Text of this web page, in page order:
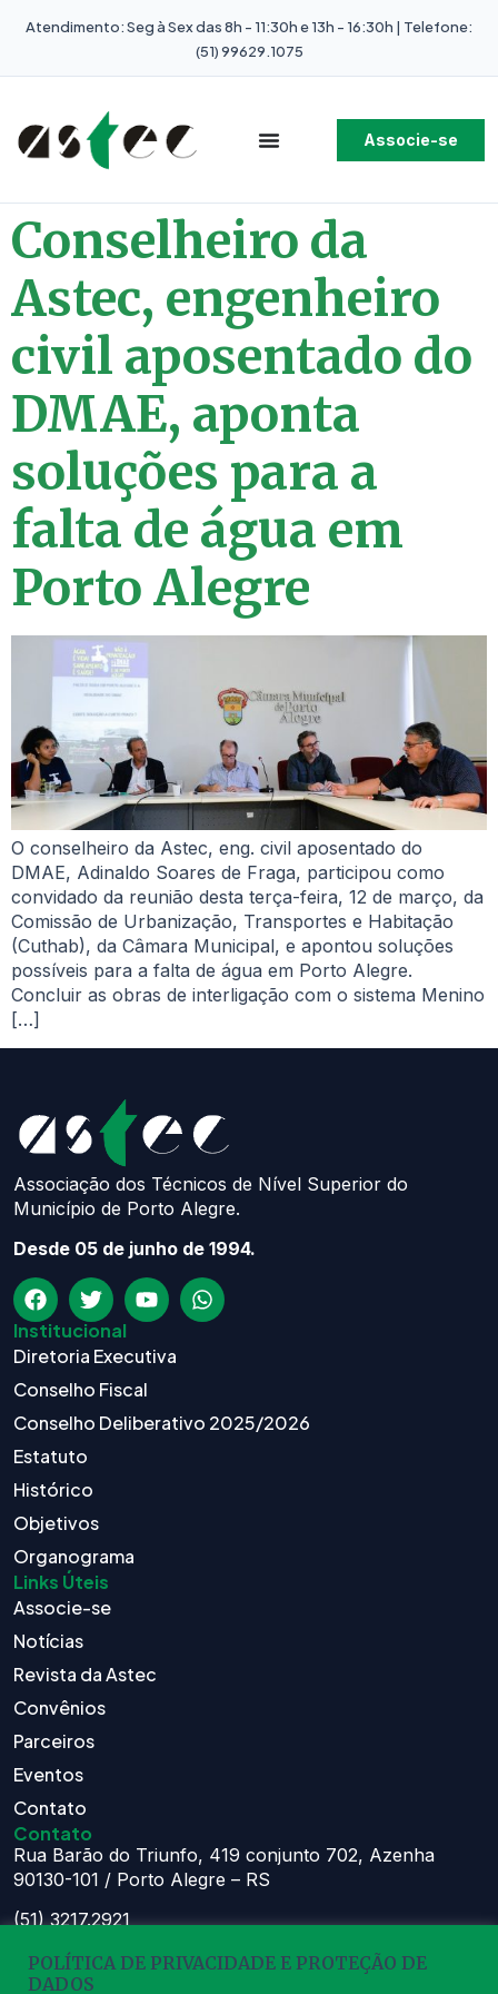
Atendimento: Seg à Sex das 8h - 11:30h e 13h - 16:30h | Telefone:
(51) 99629.1075
Associe-se
Conselheiro da
Astec, engenheiro
civil aposentado do
DMAE, aponta
soluções para a
falta de água em
Porto Alegre
O conselheiro da Astec, eng. civil aposentado do
DMAE, Adinaldo Soares de Fraga, participou como
convidado da reunião desta terça-feira, 12 de março, da
Comissão de Urbanização, Transportes e Habitação
(Cuthab), da Câmara Municipal, e apontou soluções
possíveis para a falta de água em Porto Alegre.
Concluir as obras de interligação com o sistema Menino
[…]
Associação dos Técnicos de Nível Superior do
Município de Porto Alegre.
Desde 05 de junho de 1994.
Institucional
Diretoria Executiva
Conselho Fiscal
Conselho Deliberativo 2025/2026
Estatuto
Histórico
Objetivos
Organograma
Links Úteis
Associe-se
Notícias
Revista da Astec
Convênios
Parceiros
Eventos
Contato
Contato
Rua Barão do Triunfo, 419 conjunto 702, Azenha
90130-101 / Porto Alegre – RS
(51) 3217.2921
Atendimento:
POLÍTICA DE PRIVACIDADE E PROTEÇÃO DE
DADOS